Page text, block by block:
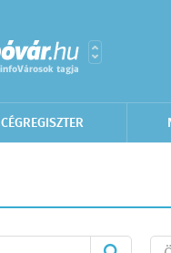
CÉGREGISZTER